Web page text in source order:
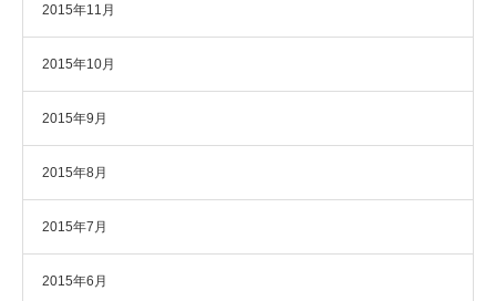
2015年11月
2015年10月
2015年9月
2015年8月
2015年7月
2015年6月